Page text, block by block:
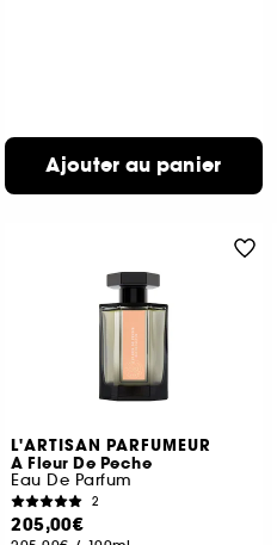
Ajouter au panier
L'ARTISAN PARFUMEUR
A Fleur De Peche
Eau De Parfum
2
205,00€